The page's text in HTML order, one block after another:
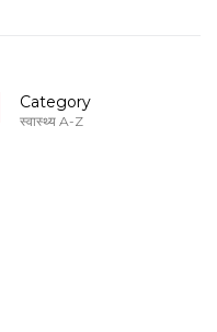
Category
स्वास्थ्य A-Z